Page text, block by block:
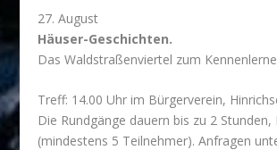
27. August
Häuser-Geschichten.
Das Waldstraßenviertel zum
Treff: 14.00 Uhr im Bürgerverein,
Die Rundgänge dauern bis zu 2 Stunden,
(mindestens 5 Teilnehmer). Anfragen